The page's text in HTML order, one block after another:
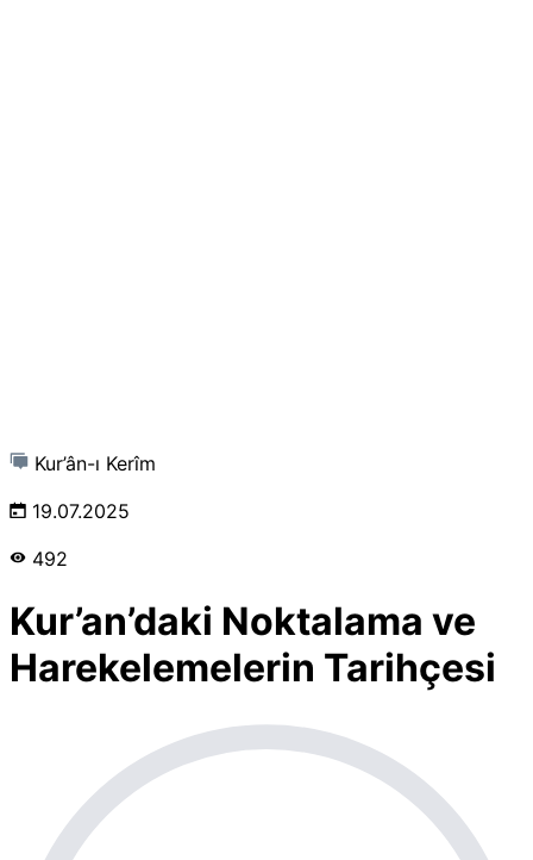
Kur’ân-ı Kerîm
19.07.2025
492
Kur’an’daki Noktalama ve
Harekelemelerin Tarihçesi